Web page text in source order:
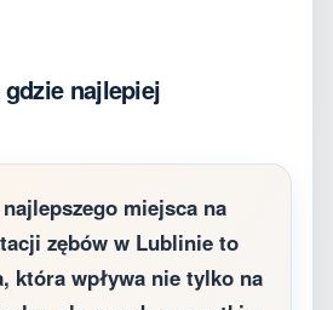
najlepiej
miejsca na
zębów w Lublinie to
która wpływa nie tylko na